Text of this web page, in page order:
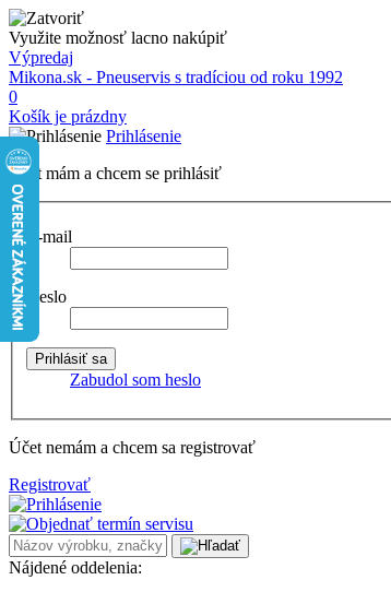
Využite možnosť lacno nakúpiť
Výpredaj
Mikona.sk - Pneuservis s tradíciou od roku 1992
0
Košík je prázdny
Prihlásenie
Účet mám a chcem se prihlásiť
E-mail
Heslo
Zabudol som heslo
Účet nemám a chcem sa registrovať
Registrovať
Nájdené oddelenia: